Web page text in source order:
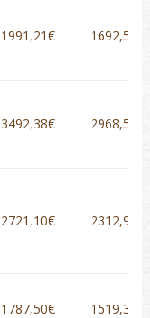
1991,21€ 1692,53€
3492,38€ 2968,52€
2721,10€ 2312,94€
1787,50€ 1519,38€